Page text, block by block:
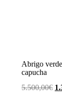
Abrigo
capucha
5.500,00€ El